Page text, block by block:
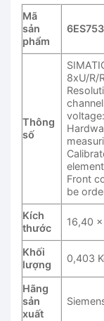
Mã
sản
phẩm
Thông
số
8xU/R/
Front
be
Kích
thước
16,40 x
Khối
lượng
0,403
Hãng
sản
xuất